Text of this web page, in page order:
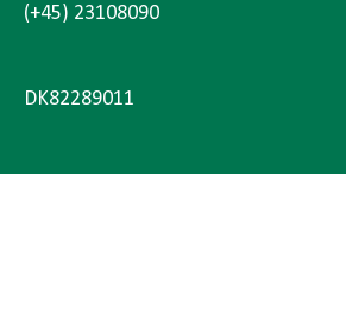
(+45) 23108090
DK82289011